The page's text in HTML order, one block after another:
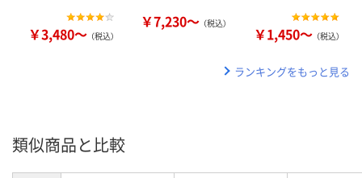
￥3,480～ （税込）
￥7,230～ （税込）
￥1,450～ （税込）
ランキングをもっと見る
類似商品と比較